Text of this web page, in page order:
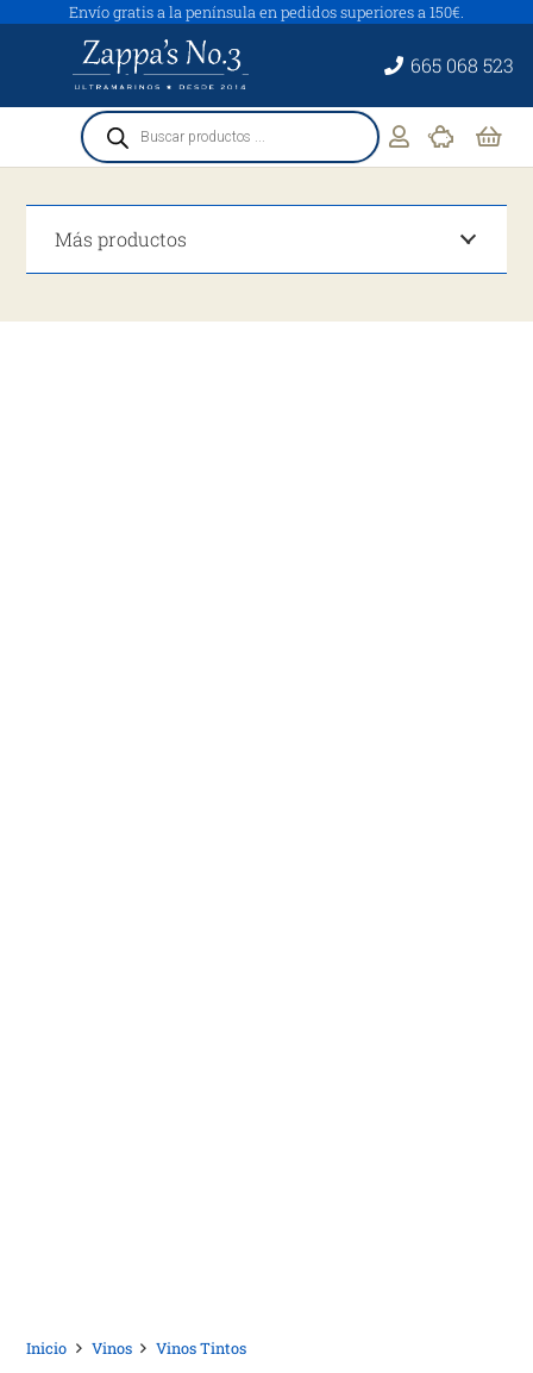
Envío gratis a la península en pedidos superiores a 150€.
665 068 523
Búsqueda
de
productos
Más productos
Inicio Vinos Vinos Tintos